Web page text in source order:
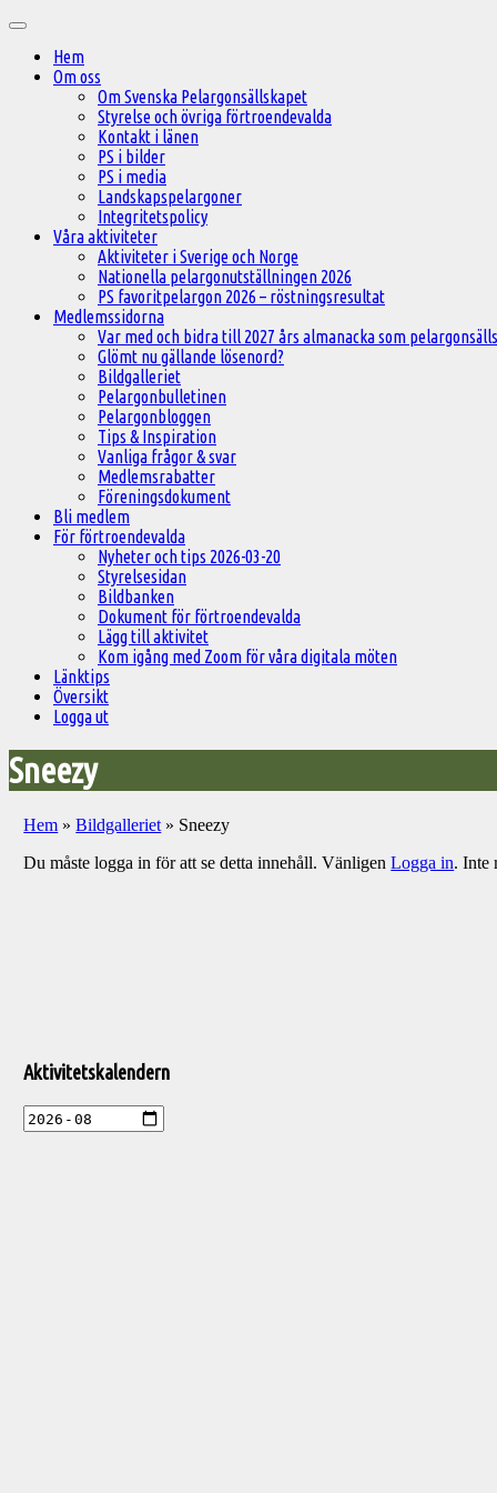
innehåll
Huvudmeny
Hem
Om oss
Om Svenska Pelargonsällskapet
Styrelse och övriga förtroendevalda
Kontakt i länen
PS i bilder
PS i media
Landskapspelargoner
Integritetspolicy
Våra aktiviteter
Aktiviteter i Sverige och Norge
Nationella pelargonutställningen 2026
PS favoritpelargon 2026 – röstningsresultat
Medlemssidorna
Var med och bidra till 2027 års almanacka som
Glömt nu gällande lösenord?
Bildgalleriet
Pelargonbulletinen
Pelargonbloggen
Tips & Inspiration
Vanliga frågor & svar
Medlemsrabatter
Föreningsdokument
Bli medlem
För förtroendevalda
Nyheter och tips 2026-03-20
Styrelsesidan
Bildbanken
Dokument för förtroendevalda
Lägg till aktivitet
Kom igång med Zoom för våra digitala möten
Länktips
Översikt
Logga ut
Sneezy
Hem »Bildgalleriet » Sneezy
Du måste logga in för att se detta innehåll. VänligenLogga in. Inte
Aktivitetskalendern